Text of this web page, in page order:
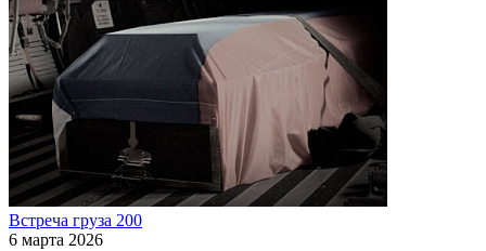
Встреча груза 200
6 марта 2026